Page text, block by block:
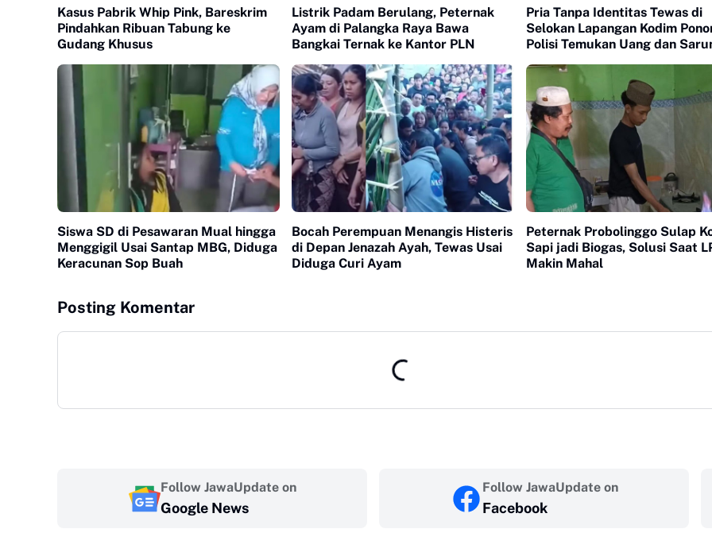
Kasus Pabrik Whip Pink, Bareskrim
Pindahkan Ribuan Tabung ke
Gudang Khusus
Listrik Padam Berulang, Peternak
Ayam di Palangka Raya Bawa
Bangkai Ternak ke Kantor PLN
Pria Tanpa Identitas Tewas di
Selokan Lapangan Kodim
Polisi Temukan Uang dan
Siswa SD di Pesawaran Mual hingga
Menggigil Usai Santap MBG, Diduga
Keracunan Sop Buah
Bocah Perempuan Menangis Histeris
di Depan Jenazah Ayah, Tewas Usai
Diduga Curi Ayam
Peternak Probolinggo Sulap
Sapi jadi Biogas, Solusi Saat
Makin Mahal
Posting Komentar
Follow JawaUpdate on
Google News
Follow JawaUpdate on
Facebook